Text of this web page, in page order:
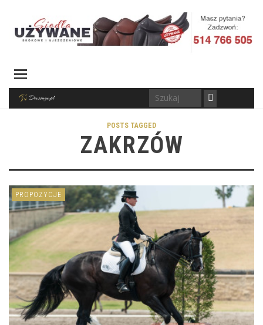
POSTS TAGGED
ZAKRZÓW
PROPOZYCJE